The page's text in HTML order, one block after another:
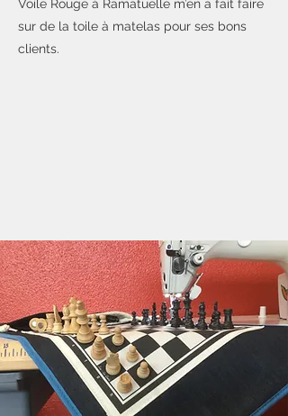
Voile Rouge à Ramatuelle m’en a fait faire
sur de la toile à matelas pour ses bons
clients.